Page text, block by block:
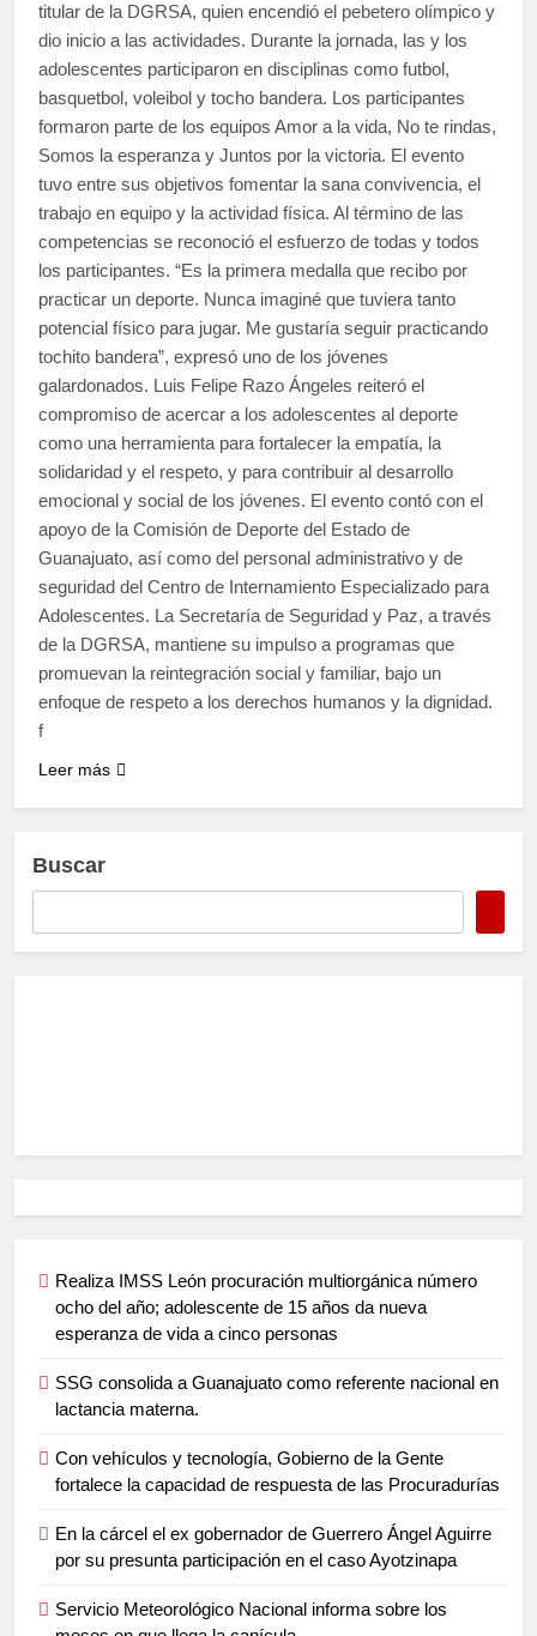
titular de la DGRSA, quien encendió el pebetero olímpico y
dio inicio a las actividades. Durante la jornada, las y los
adolescentes participaron en disciplinas como futbol,
basquetbol, voleibol y tocho bandera. Los participantes
formaron parte de los equipos Amor a la vida, No te rindas,
Somos la esperanza y Juntos por la victoria. El evento
tuvo entre sus objetivos fomentar la sana convivencia, el
trabajo en equipo y la actividad física. Al término de las
competencias se reconoció el esfuerzo de todas y todos
los participantes. “Es la primera medalla que recibo por
practicar un deporte. Nunca imaginé que tuviera tanto
potencial físico para jugar. Me gustaría seguir practicando
tochito bandera”, expresó uno de los jóvenes
galardonados. Luis Felipe Razo Ángeles reiteró el
compromiso de acercar a los adolescentes al deporte
como una herramienta para fortalecer la empatía, la
solidaridad y el respeto, y para contribuir al desarrollo
emocional y social de los jóvenes. El evento contó con el
apoyo de la Comisión de Deporte del Estado de
Guanajuato, así como del personal administrativo y de
seguridad del Centro de Internamiento Especializado para
Adolescentes. La Secretaría de Seguridad y Paz, a través
de la DGRSA, mantiene su impulso a programas que
promuevan la reintegración social y familiar, bajo un
enfoque de respeto a los derechos humanos y la dignidad.
f
Leer más
Buscar
Realiza IMSS León procuración multiorgánica número
ocho del año; adolescente de 15 años da nueva
esperanza de vida a cinco personas
SSG consolida a Guanajuato como referente nacional en
lactancia materna.
Con vehículos y tecnología, Gobierno de la Gente
fortalece la capacidad de respuesta de las Procuradurías
En la cárcel el ex gobernador de Guerrero Ángel Aguirre
por su presunta participación en el caso Ayotzinapa
Servicio Meteorológico Nacional informa sobre los